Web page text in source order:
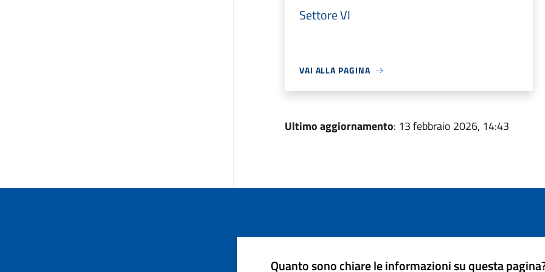
Settore VI
VAI ALLA PAGINA
Ultimo aggiornamento: 13 febbraio 2026, 14:43
Quanto sono chiare le informazioni su questa